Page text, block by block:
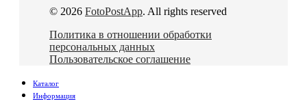
© 2026 FotoPostApp. All rights reserved
Политика в отношении обработки
персональных данных
Пользовательское соглашение
Каталог
Информация